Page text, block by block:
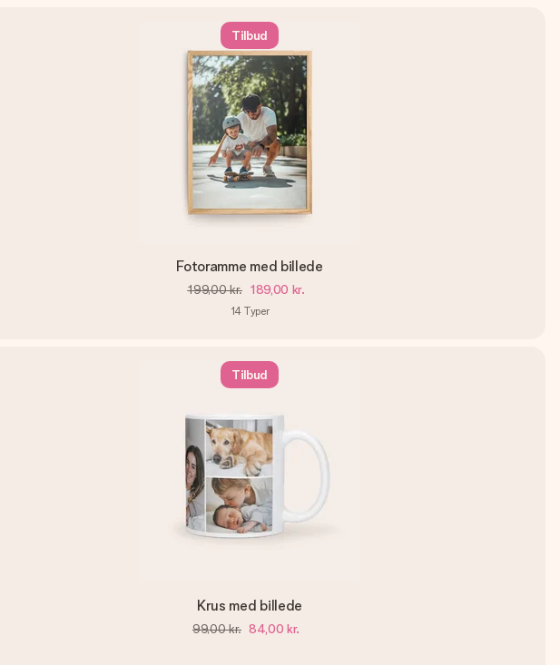
Tilbud
Fotoramme med billede
199,00 kr. 189,00 kr.
14 Typer
Tilbud
Krus med billede
99,00 kr. 84,00 kr.